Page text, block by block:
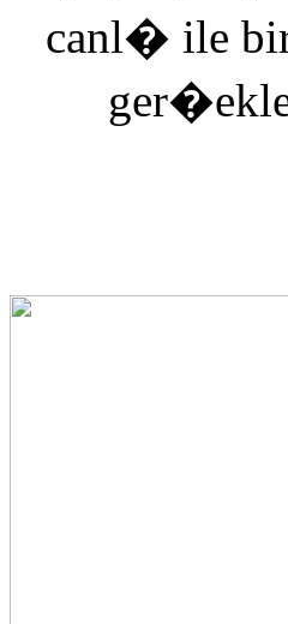
canl� ile